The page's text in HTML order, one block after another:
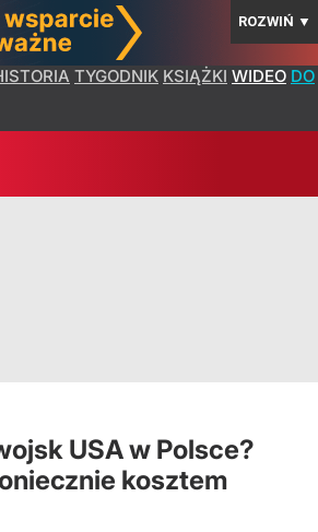
ROZWIŃ ▼
TYGODNIK KSIĄŻKI WIDEO DO
USA w Polsce?
kosztem